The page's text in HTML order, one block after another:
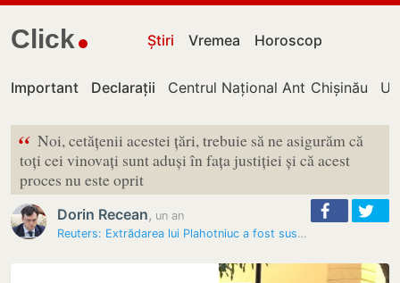
Click Știri Vremea Horoscop
Important Declarații Centrul Național Anticorupție
Chișinău
“ Noi, cetățenii acestei țări, trebuie să ne asigurăm că
toți cei vinovați sunt aduși în fața justiției și că acest
proces nu este oprit
Dorin Recean, un an
Reuters: Extrădarea lui Plahotniuc a fost suspendată din cauza…